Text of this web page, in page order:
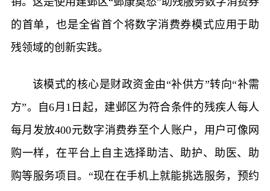
的首单，也是全省首个将数字消费券模式应用于助
残领域的创新实践。
该模式的核心是财政资金由“补供方”转向“补需
方”。自6月1日起，建邺区为符合条件的残疾人每人
每月发放400元数字消费券至个人账户，用户可像网
购一样，在平台上自主选择助洁、助护、助医、助
购等服务项目。“现在在手机上就能挑选服务，预约